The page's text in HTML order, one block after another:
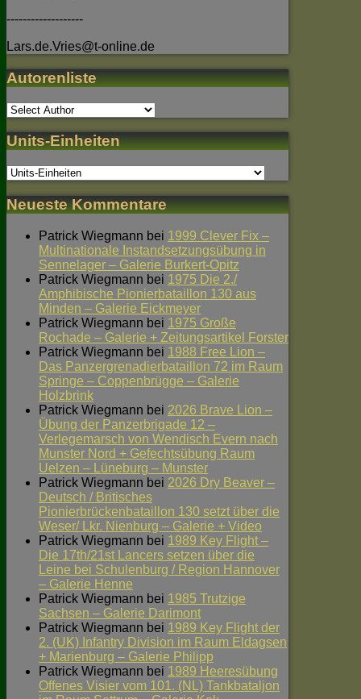
-------------------
Lars.de.Vries@t-online.de
Autorenliste
Units-Einheiten
Neueste Kommentare
Patrick Wiegmann bei 1999 Clever Fix –
Multinationale Instandsetzungsübung in
Sennelager – Galerie Burkert-Opitz
Patrick Wiegmann bei 1975 Die 2./
Amphibische Pionierbataillon 130 aus
Minden – Galerie Eickmeyer
Patrick Wiegmann bei 1975 Große
Rochade – Galerie + Zeitungsartikel Forster
Patrick Wiegmann bei 1988 Free Lion –
Das Panzergrenadierbataillon 72 im Raum
Springe – Coppenbrügge – Galerie
Holzbrink
Patrick Wiegmann bei 2026 Brave Lion –
Übung der Panzerbrigade 12 –
Verlegemarsch von Wendisch Evern nach
Munster Nord + Gefechtsübung Raum
Uelzen – Lüneburg – Munster
Patrick Wiegmann bei 2026 Dry Beaver –
Deutsch / Britisches
Pionierbrückenbataillon 130 setzt über die
Weser/ Lkr. Nienburg – Galerie + Video
Patrick Wiegmann bei 1989 Key Flight –
Die 17th/21st Lancers setzen über die
Leine bei Schulenburg / Region Hannover
– Galerie Henne
Patrick Wiegmann bei 1985 Trutzige
Sachsen – Galerie Darimont
Patrick Wiegmann bei 1989 Key Flight der
2. (UK) Infantry Division im Raum Eldagsen
+ Marienburg – Galerie Philipp
Patrick Wiegmann bei 1989 Heeresübung
Offenes Visier vom 101. (NL) Tankbataljon